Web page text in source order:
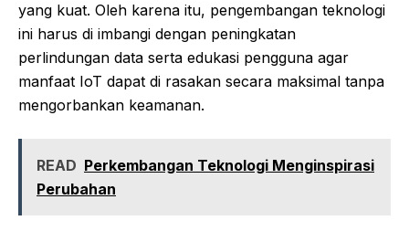
yang kuat. Oleh karena itu, pengembangan teknologi
ini harus di imbangi dengan peningkatan
perlindungan data serta edukasi pengguna agar
manfaat IoT dapat di rasakan secara maksimal tanpa
mengorbankan keamanan.
READ Perkembangan Teknologi Menginspirasi
Perubahan